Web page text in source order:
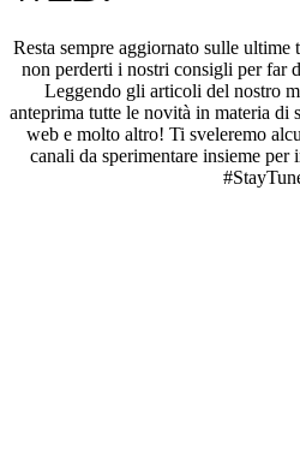
Resta sempre aggiornato sulle ultime
non perderti i nostri consigli per far
Leggendo gli articoli del nostro
anteprima tutte le novità in materia di
web e molto altro! Ti sveleremo
canali da sperimentare insieme per